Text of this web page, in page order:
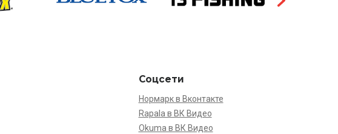
Соцсети
Нормарк в Вконтакте
Rapala в ВК Видео
Okuma в ВК Видео